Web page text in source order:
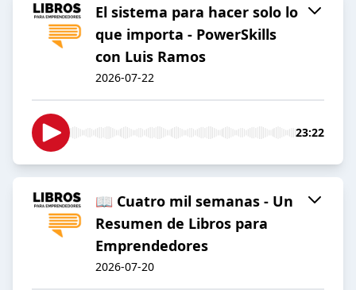
El sistema para hacer solo lo
que importa - PowerSkills
con Luis Ramos
2026-07-22
23:22
📖 Cuatro mil semanas - Un
Resumen de Libros para
Emprendedores
2026-07-20